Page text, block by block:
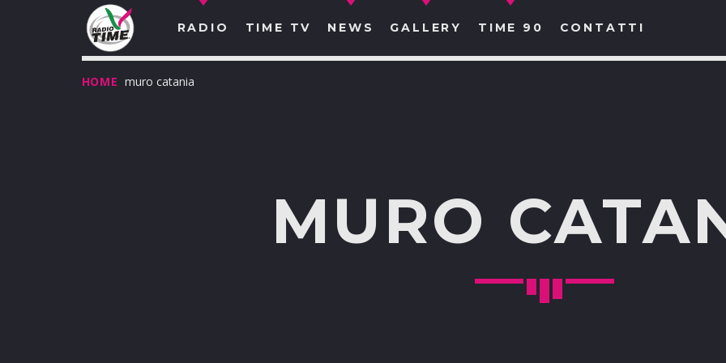
RADIO TIME TV NEWS GALLERY TIME 90 CONTATTI
HOME muro catania
MURO